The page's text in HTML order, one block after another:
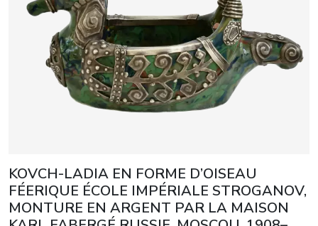
KOVCH-LADIA EN FORME D’OISEAU
FÉERIQUE ÉCOLE IMPÉRIALE STROGANOV,
MONTURE EN ARGENT PAR LA MAISON